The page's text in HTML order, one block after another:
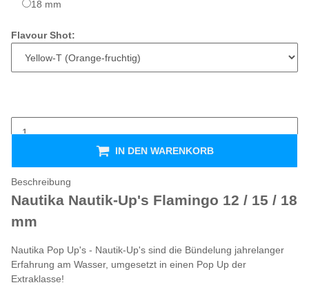
18 mm
Flavour Shot:
IN DEN WARENKORB
Beschreibung
Nautika Nautik-Up's Flamingo 12 / 15 / 18
mm
Nautika Pop Up's - Nautik-Up's sind die Bündelung jahrelanger
Erfahrung am Wasser, umgesetzt in einen Pop Up der
Extraklasse!